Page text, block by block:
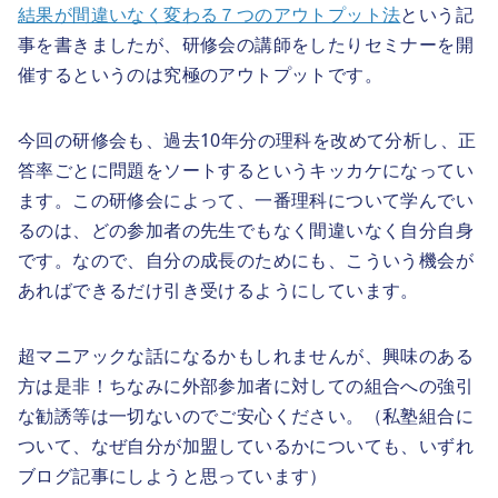
結果が間違いなく変わる７つのアウトプット法という記
事を書きましたが、研修会の講師をしたりセミナーを開
催するというのは究極のアウトプットです。
今回の研修会も、過去10年分の理科を改めて分析し、正
答率ごとに問題をソートするというキッカケになってい
ます。この研修会によって、一番理科について学んでい
るのは、どの参加者の先生でもなく間違いなく自分自身
です。なので、自分の成長のためにも、こういう機会が
あればできるだけ引き受けるようにしています。
超マニアックな話になるかもしれませんが、興味のある
方は是非！ちなみに外部参加者に対しての組合への強引
な勧誘等は一切ないのでご安心ください。（私塾組合に
ついて、なぜ自分が加盟しているかについても、いずれ
ブログ記事にしようと思っています）